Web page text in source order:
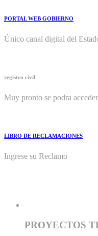
PORTAL WEB GOBIERNO
Único canal digital del
registro civil
Muy pronto se podra
LIBRO DE RECLAMACIONES
Ingrese su Reclamo
PROYECTOS